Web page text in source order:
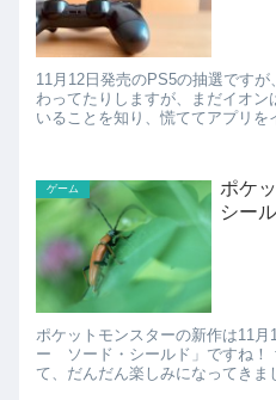
11月12日発売のPS5の抽選です
わってたりしますが、まだイオ
いることを知り、慌ててアプリを
ゲーム
ポケ
シー
ポケットモンスターの新作は11
ー ソード・シールド」ですね！ ちょいちょい情報が出てきてい
て、だんだん楽しみになってきました♪ ソード・シールド